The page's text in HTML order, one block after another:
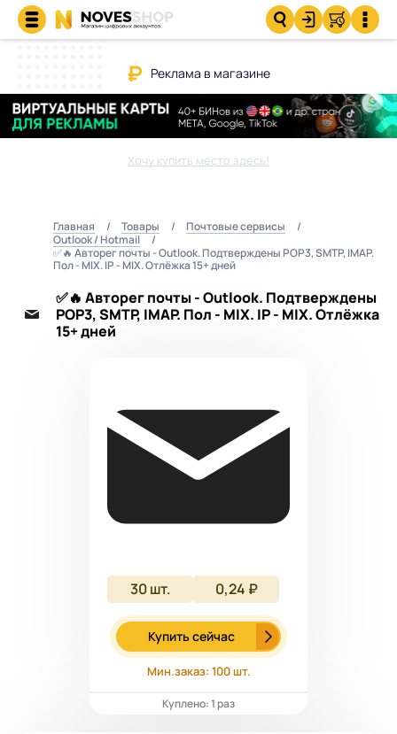
Реклама в магазине
Хочу купить место здесь!
Главная Товары
Почтовые сервисы
Outlook / Hotmail
✅🔥 Авторег почты - Outlook. Подтверждены POP3, SMTP, IMAP.
Пол - MIX. IP - MIX. Отлёжка 15+ дней
✅🔥 Авторег почты - Outlook. Подтверждены
POP3, SMTP, IMAP. Пол - MIX. IP - MIX. Отлёжка
15+ дней
30 шт. 0,24 ₽
Купить сейчас
Мин.заказ: 100 шт.
Куплено: 1 раз